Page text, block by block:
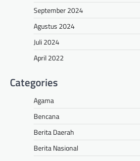
September 2024
Agustus 2024
Juli 2024
April 2022
Categories
Agama
Bencana
Berita Daerah
Berita Nasional